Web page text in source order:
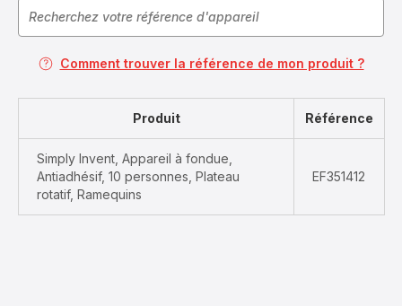
Comment trouver la référence de mon produit ?
Produit Référence
Simply Invent, Appareil à fondue,
Antiadhésif, 10 personnes, Plateau
rotatif, Ramequins
EF351412